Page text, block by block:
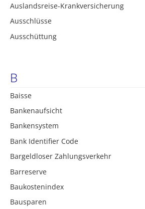
Auslandsreise-Krankversicherung
Ausschlüsse
Ausschüttung
B
Baisse
Bankenaufsicht
Bankensystem
Bank Identifier Code
Bargeldloser Zahlungsverkehr
Barreserve
Baukostenindex
Bausparen